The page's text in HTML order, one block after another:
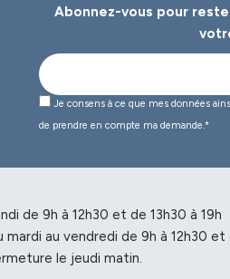
Abonnez-vous pour
Je consens à ce que mes données
de prendre en compte ma demande.*
de 9h à 12h30 et de 13h30 à 19h
mardi au vendredi de 9h à 12h30 et
le jeudi matin.